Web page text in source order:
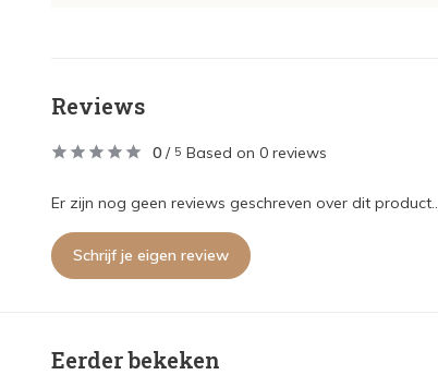
Reviews
0 / 5 Based on 0 reviews
Er zijn nog geen reviews geschreven over dit product..
Schrijf je eigen review
Eerder bekeken